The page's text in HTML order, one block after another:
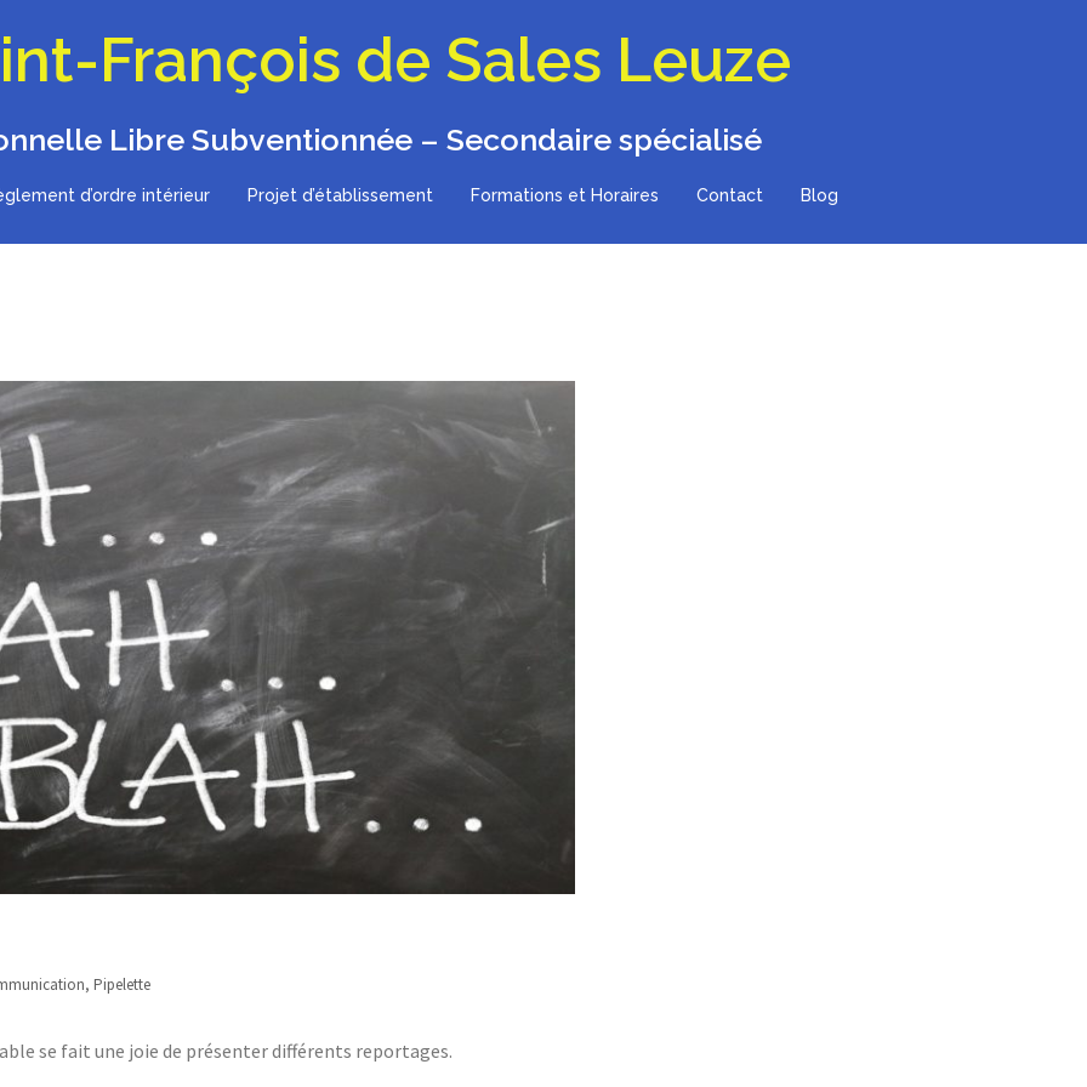
François de Sales Leuze
Libre Subventionnée – Secondaire spécialisé
d’ordre intérieur Projet d’établissement Formations et Horaires Contact Blog
, Pipelette
se fait une joie de présenter différents reportages.